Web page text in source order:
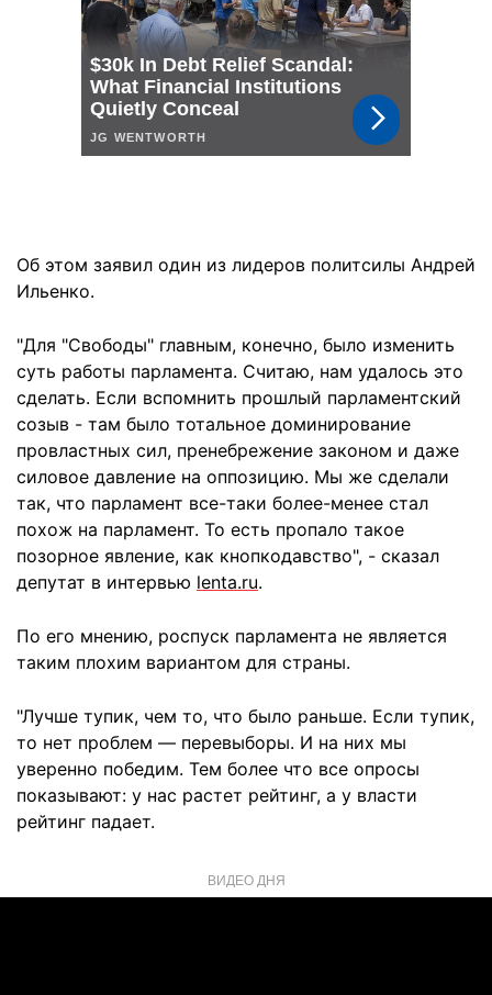
Об этом заявил один из лидеров политсилы Андрей
Ильенко.
"Для "Свободы" главным, конечно, было изменить
суть работы парламента. Считаю, нам удалось это
сделать. Если вспомнить прошлый парламентский
созыв - там было тотальное доминирование
провластных сил, пренебрежение законом и даже
силовое давление на оппозицию. Мы же сделали
так, что парламент все-таки более-менее стал
похож на парламент. То есть пропало такое
позорное явление, как кнопкодавство", - сказал
депутат в интервью lenta.ru.
По его мнению, роспуск парламента не является
таким плохим вариантом для страны.
"Лучше тупик, чем то, что было раньше. Если тупик,
то нет проблем — перевыборы. И на них мы
уверенно победим. Тем более что все опросы
показывают: у нас растет рейтинг, а у власти
рейтинг падает.
ВИДЕО ДНЯ